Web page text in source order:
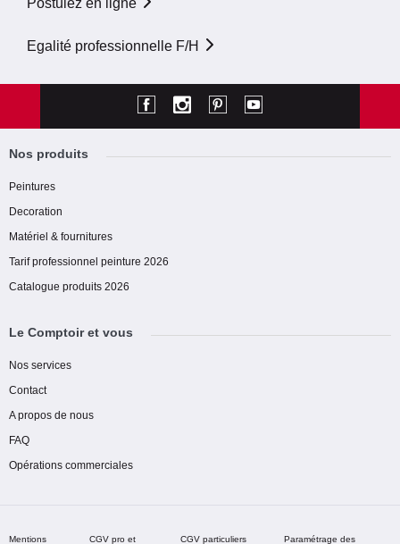
Postulez en ligne
Egalité professionnelle F/H
Nos produits
Peintures
Decoration
Matériel & fournitures
Tarif professionnel peinture 2026
Catalogue produits 2026
Le Comptoir et vous
Nos services
Contact
A propos de nous
FAQ
Opérations commerciales
Mentions CGV pro et CGV particuliers Paramétrage des